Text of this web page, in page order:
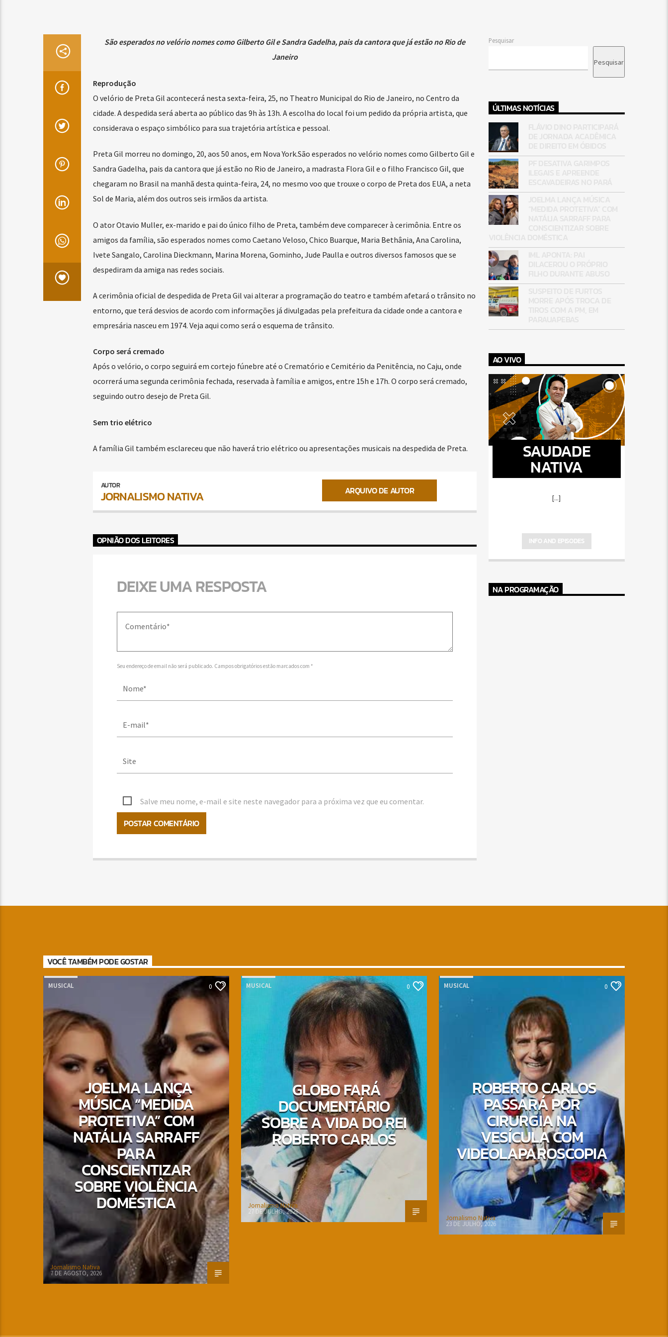
São esperados no velório nomes como Gilberto Gil e Sandra Gadelha, pais da cantora que já estão no Rio de
Janeiro
Reprodução
O velório de Preta Gil acontecerá nesta sexta-feira, 25, no Theatro Municipal do Rio de Janeiro, no Centro da
cidade. A despedida será aberta ao público das 9h às 13h. A escolha do local foi um pedido da própria artista, que
considerava o espaço simbólico para sua trajetória artística e pessoal.
Preta Gil morreu no domingo, 20, aos 50 anos, em Nova York.São esperados no velório nomes como Gilberto Gil e
Sandra Gadelha, pais da cantora que já estão no Rio de Janeiro, a madrasta Flora Gil e o filho Francisco Gil, que
chegaram no Brasil na manhã desta quinta-feira, 24, no mesmo voo que trouxe o corpo de Preta dos EUA, a neta
Sol de Maria, além dos outros seis irmãos da artista.
O ator Otavio Muller, ex-marido e pai do único filho de Preta, também deve comparecer à cerimônia. Entre os
amigos da família, são esperados nomes como Caetano Veloso, Chico Buarque, Maria Bethânia, Ana Carolina,
Ivete Sangalo, Carolina Dieckmann, Marina Morena, Gominho, Jude Paulla e outros diversos famosos que se
despediram da amiga nas redes sociais.
A cerimônia oficial de despedida de Preta Gil vai alterar a programação do teatro e também afetará o trânsito no
entorno, que terá desvios de acordo com informações já divulgadas pela prefeitura da cidade onde a cantora e
empresária nasceu em 1974. Veja aqui como será o esquema de trânsito.
Corpo será cremado
Após o velório, o corpo seguirá em cortejo fúnebre até o Crematório e Cemitério da Penitência, no Caju, onde
ocorrerá uma segunda cerimônia fechada, reservada à família e amigos, entre 15h e 17h. O corpo será cremado,
seguindo outro desejo de Preta Gil.
Sem trio elétrico
A família Gil também esclareceu que não haverá trio elétrico ou apresentações musicais na despedida de Preta.
AUTOR
JORNALISMO NATIVA ARQUIVO DE AUTOR
OPNIÃO DOS LEITORES
DEIXE UMA RESPOSTA
Seu endereço de email não será publicado. Campos obrigatórios estão marcados com *
Salve meu nome, e-mail e site neste navegador para a próxima vez que eu comentar.
Pesquisar
Pesquisar
ÚLTIMAS NOTÍCIAS
AO VIVO
SAUDADE
NATIVA
[...]
INFO AND EPISODES
NA PROGRAMAÇÃO
VOCÊ TAMBÉM PODE GOSTAR
MUSICAL 0
JOELMA LANÇA
MÚSICA “MEDIDA
PROTETIVA” COM
NATÁLIA SARRAFF
PARA
CONSCIENTIZAR
SOBRE VIOLÊNCIA
DOMÉSTICA
Jornalismo Nativa
7 DE AGOSTO, 2026
MUSICAL 0
GLOBO FARÁ
DOCUMENTÁRIO
SOBRE A VIDA DO REI
ROBERTO CARLOS
Jornalismo Nativa
27 DE JULHO, 2026
MUSICAL 0
ROBERTO CARLOS
PASSARÁ POR
CIRURGIA NA
VESÍCULA COM
VIDEOLAPAROSCOPIA
Jornalismo Nativa
23 DE JULHO, 2026